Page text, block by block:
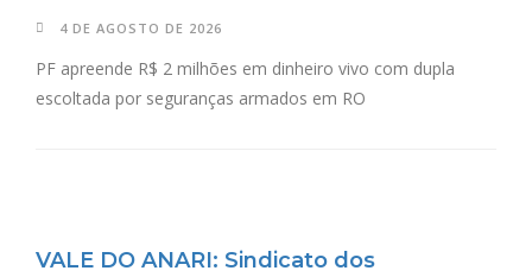
4 DE AGOSTO DE 2026
PF apreende R$ 2 milhões em dinheiro vivo com dupla
escoltada por seguranças armados em RO
VALE DO ANARI: Sindicato dos